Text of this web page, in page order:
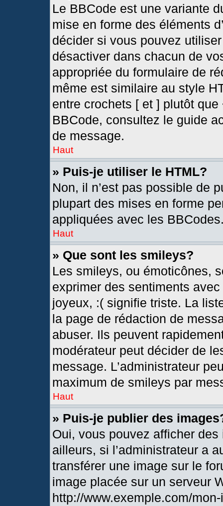
Le BBCode est une variante
mise en forme des éléments
décider si vous pouvez
désactiver dans chacun de
appropriée du formulaire de
même est similaire au style
entre crochets [ et ] plutôt
BBCode, consultez le guide
de message.
Haut
» Puis-je utiliser le HTML?
Non, il n’est pas possible de
plupart des mises en forme
appliquées avec les
Haut
» Que sont les smileys?
Les smileys, ou émoticônes,
exprimer des sentiments
joyeux, :( signifie triste. La
la page de rédaction de
abuser. Ils peuvent
modérateur peut décider de
message. L’administrateur
maximum de smileys par
Haut
» Puis-je publier des
Oui, vous pouvez afficher
ailleurs, si l’administrateur a
transférer une image sur le
image placée sur un serveur
http://www.exemple.com/